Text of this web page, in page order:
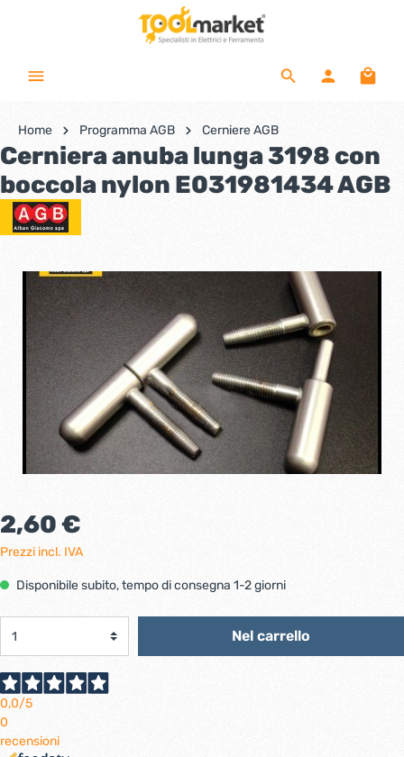
Home Programma AGB Cerniere AGB
Cerniera anuba lunga 3198 con
boccola nylon E031981434 AGB
2,60 €
Prezzi incl. IVA
Disponibile subito, tempo di consegna 1-2 giorni
Nel carrello
0,0/5
0
recensioni